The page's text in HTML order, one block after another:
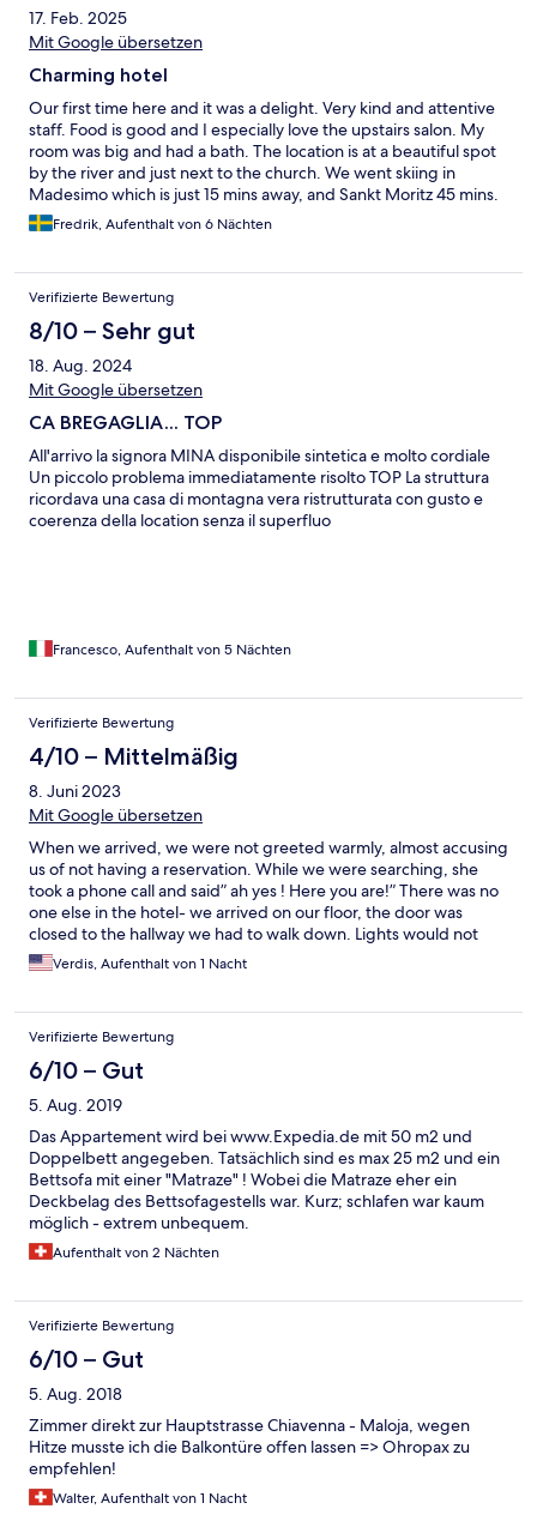
17. Feb. 2025
Mit Google übersetzen
Charming hotel
Our first time here and it was a delight. Very kind and attentive
staff. Food is good and I especially love the upstairs salon. My
room was big and had a bath. The location is at a beautiful spot
by the river and just next to the church. We went skiing in
Madesimo which is just 15 mins away, and Sankt Moritz 45 mins.
Fredrik, Aufenthalt von 6 Nächten
Verifizierte Bewertung
8/10 – Sehr gut
18. Aug. 2024
Mit Google übersetzen
CA BREGAGLIA... TOP
All'arrivo la signora MINA disponibile sintetica e molto cordiale
Un piccolo problema immediatamente risolto TOP La struttura
ricordava una casa di montagna vera ristrutturata con gusto e
coerenza della location senza il superfluo
Francesco, Aufenthalt von 5 Nächten
Verifizierte Bewertung
4/10 – Mittelmäßig
8. Juni 2023
Mit Google übersetzen
When we arrived, we were not greeted warmly, almost accusing
us of not having a reservation. While we were searching, she
took a phone call and said” ah yes ! Here you are!” There was no
one else in the hotel- we arrived on our floor, the door was
closed to the hallway we had to walk down. Lights would not
turn on. The room was nothing more than a motel 6, but the
view was spectacular. Went down to have a beer. Server was not
dinner. Most uncomfortable dinner we’ve ever had. He printed
off a menu in English for us, and reminded us throughout that
he did not speak English. Did not offer any good wine selection.
Meal was not creative or good He was friendly in the morning. I
guess he could not wait for us to check out! The views were
spectacular!!!
Verdis, Aufenthalt von 1 Nacht
Verifizierte Bewertung
6/10 – Gut
5. Aug. 2019
Das Appartement wird bei www.Expedia.de mit 50 m2 und
Doppelbett angegeben. Tatsächlich sind es max 25 m2 und ein
Bettsofa mit einer "Matraze" ! Wobei die Matraze eher ein
Deckbelag des Bettsofagestells war. Kurz; schlafen war kaum
möglich - extrem unbequem.
Aufenthalt von 2 Nächten
Verifizierte Bewertung
6/10 – Gut
5. Aug. 2018
Zimmer direkt zur Hauptstrasse Chiavenna - Maloja, wegen
Hitze musste ich die Balkontüre offen lassen => Ohropax zu
empfehlen!
Walter, Aufenthalt von 1 Nacht